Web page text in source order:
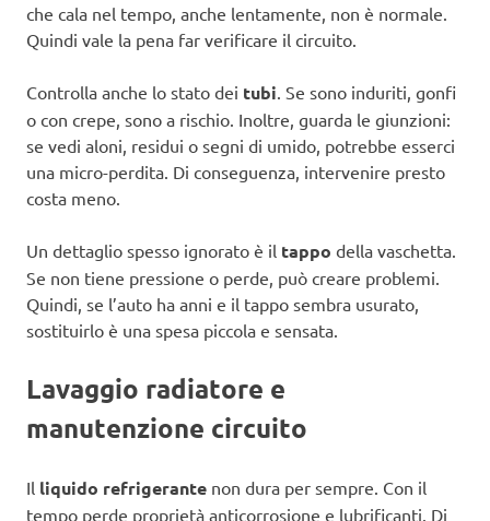
che cala nel tempo, anche lentamente, non è normale.
Quindi vale la pena far verificare il circuito.
Controlla anche lo stato dei tubi . Se sono induriti, gonfi
o con crepe, sono a rischio. Inoltre, guarda le giunzioni:
se vedi aloni, residui o segni di umido, potrebbe esserci
una micro-perdita. Di conseguenza, intervenire presto
costa meno.
Un dettaglio spesso ignorato è il tappo della vaschetta.
Se non tiene pressione o perde, può creare problemi.
Quindi, se l’auto ha anni e il tappo sembra usurato,
sostituirlo è una spesa piccola e sensata.
Lavaggio radiatore e
manutenzione circuito
Il liquido refrigerante non dura per sempre. Con il
tempo perde proprietà anticorrosione e lubrificanti. Di